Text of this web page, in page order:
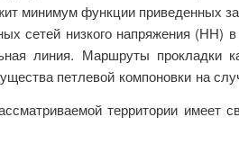
минимум функции приведенных
сетей низкого напряжения
линия. Маршруты прокладки
петлевой компоновки на
территории имеет